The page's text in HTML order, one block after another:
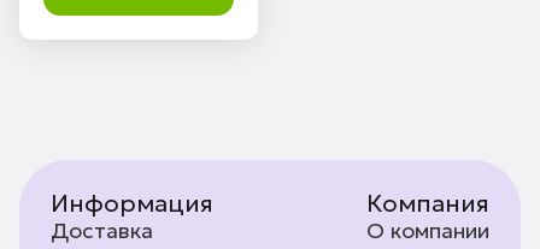
Информация
Доставка
Компания
О компании